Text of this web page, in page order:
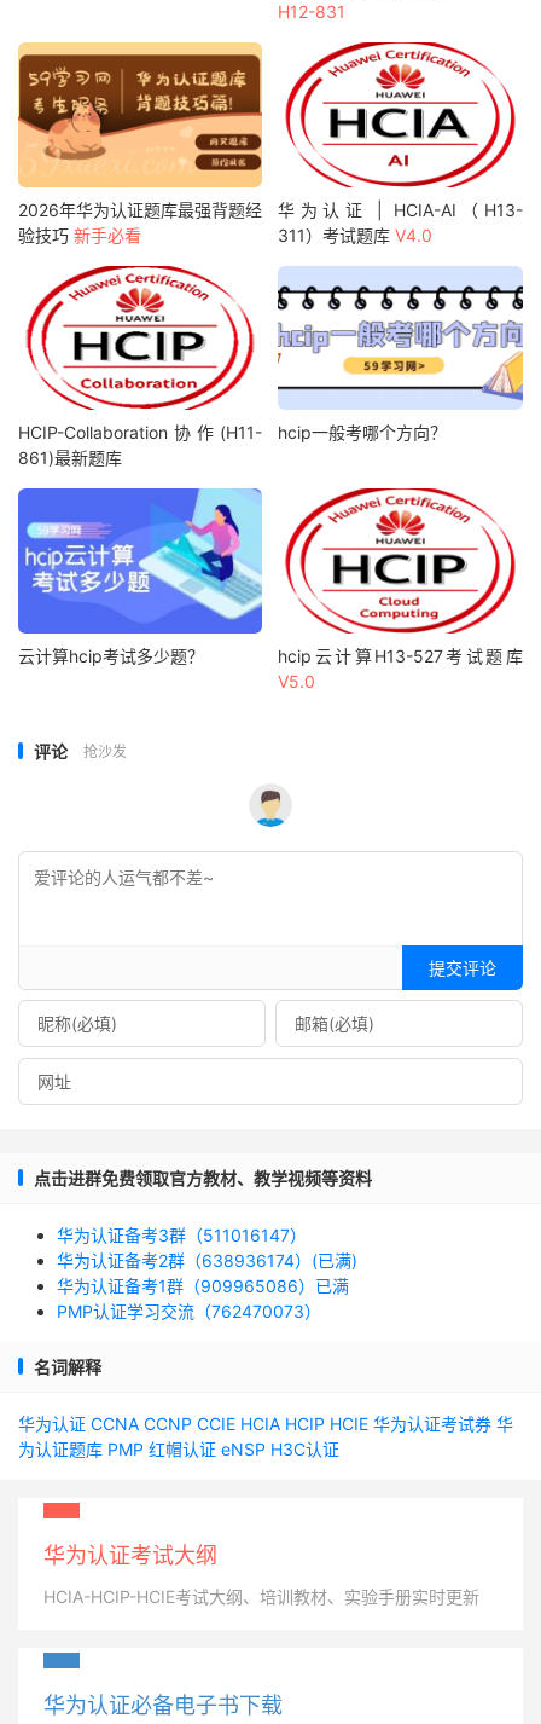
H12-831
2026年华为认证题库最强背题经
验技巧 新手必看
华为认证 | HCIA-AI（H13-
311）考试题库V4.0
HCIP-Collaboration协作(H11-
861)最新题库
hcip一般考哪个方向？
云计算hcip考试多少题？
hcip云计算H13-527考试题库
V5.0
评论 抢沙发
提交评论
点击进群免费领取官方教材、教学视频等资料
华为认证备考3群（511016147）
华为认证备考2群（638936174）(已满)
华为认证备考1群（909965086）已满
PMP认证学习交流（762470073）
名词解释
华为认证 CCNA CCNP CCIE HCIA HCIP HCIE 华为认证考试券 华
为认证题库 PMP 红帽认证 eNSP H3C认证
华为认证考试大纲
HCIA-HCIP-HCIE考试大纲、培训教材、实验手册实时更新
华为认证必备电子书下载